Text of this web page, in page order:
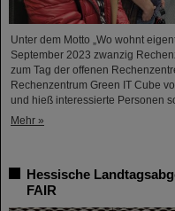
Unter dem Motto „Wo wohnt
September 2023 zwanzig
zum Tag der offenen
Rechenzentrum Green IT Cube
und hieß interessierte Personen
Mehr »
Hessische
FAIR